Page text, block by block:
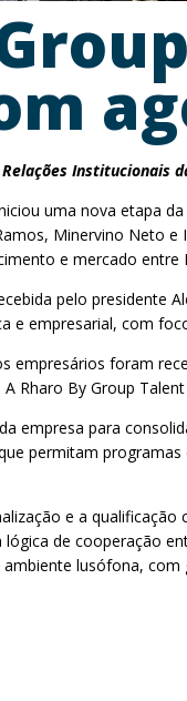
Institucionais
uma nova etapa
Minervino Neto
e mercado entre
pelo presidente
e empresarial, com
empresários foram
Rharo By Group
empresa para
permitam
e a
de cooperação
lusófona, com